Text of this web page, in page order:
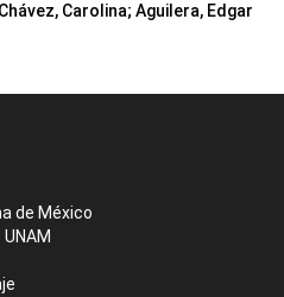
Chávez, Carolina; Aguilera, Edgar
de México